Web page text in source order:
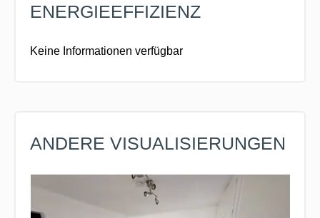
ENERGIEEFFIZIENZ
Keine Informationen verfügbar
ANDERE VISUALISIERUNGEN